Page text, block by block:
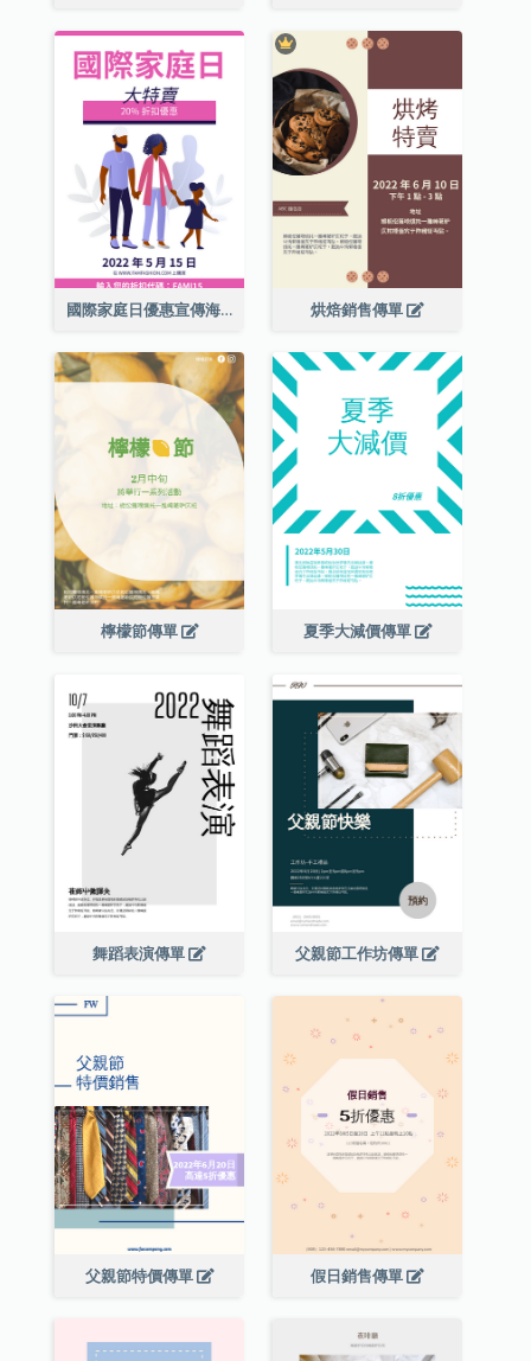
國際家庭日優惠宣傳海報 烘焙銷售傳單
檸檬節傳單 夏季大減價傳單
舞蹈表演傳單 父親節工作坊傳單
父親節特價傳單 假日銷售傳單